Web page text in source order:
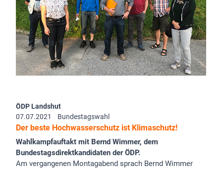
ÖDP Landshut
07.07.2021
Bundestagswahl
Der beste Hochwasserschutz ist Klimaschutz!
Wahlkampfauftakt mit Bernd Wimmer, dem
Bundestagsdirektkandidaten der ÖDP.
Am vergangenen Montagabend sprach Bernd Wimmer